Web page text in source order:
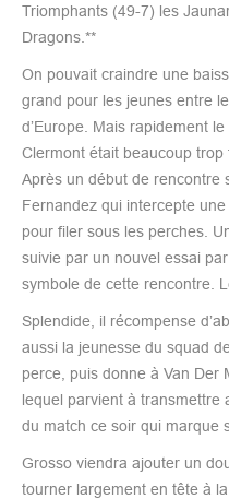
Triomphants (49-7) les
Dragons.**
On pouvait craindre une
grand pour les jeunes entre
d’Europe. Mais rapidement
Clermont était beaucoup trop
Après un début de rencontre
Fernandez qui intercepte
pour filer sous les perches.
suivie par un nouvel essai
symbole de cette rencontre.
Splendide, il récompense
aussi la jeunesse du squad
perce, puis donne à Van Der
lequel parvient à transmettre
du match ce soir qui marque
Grosso viendra ajouter un
tourner largement en tête à la